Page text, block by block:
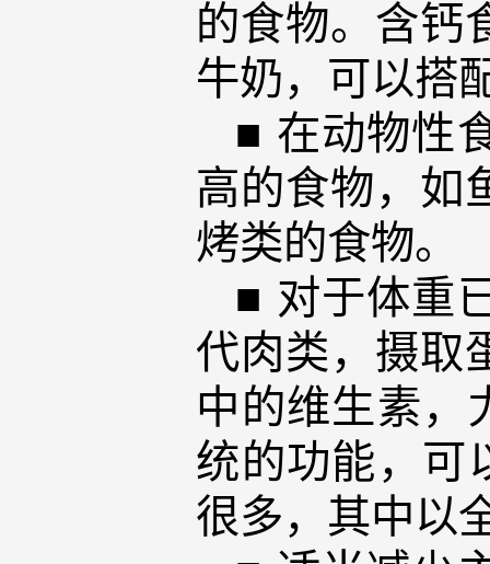
的食物。含钙
牛奶，可以搭
■ 在动物性
高的食物，如
烤类的食物。
■ 对于体重
代肉类，摄取
中的维生素，
统的功能，可
很多，其中以